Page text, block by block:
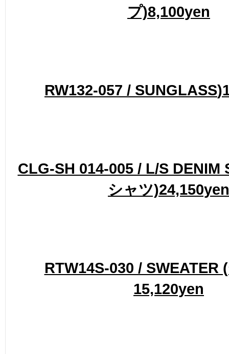
プ)8,100yen
RW132-057 / SUNGLASS
CLG-SH 014-005 / L/S DENIM
シャツ)24,150yen
RTW14S-030 / SWEATER
15,120yen